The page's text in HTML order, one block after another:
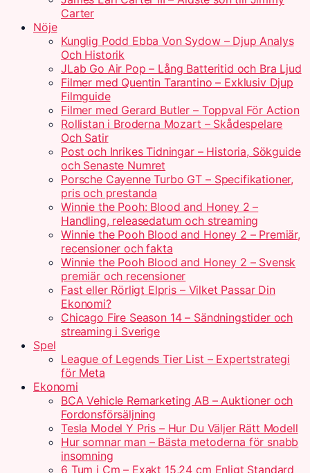
Carter
Nöje
Kunglig Podd Ebba Von Sydow – Djup Analys
Och Historik
JLab Go Air Pop – Lång Batteritid och Bra Ljud
Filmer med Quentin Tarantino – Exklusiv Djup
Filmguide
Filmer med Gerard Butler – Toppval För Action
Rollistan i Broderna Mozart – Skådespelare
Och Satir
Post och Inrikes Tidningar – Historia, Sökguide
och Senaste Numret
Porsche Cayenne Turbo GT – Specifikationer,
pris och prestanda
Winnie the Pooh: Blood and Honey 2 –
Handling, releasedatum och streaming
Winnie the Pooh Blood and Honey 2 – Premiär,
recensioner och fakta
Winnie the Pooh Blood and Honey 2 – Svensk
premiär och recensioner
Fast eller Rörligt Elpris – Vilket Passar Din
Ekonomi?
Chicago Fire Season 14 – Sändningstider och
streaming i Sverige
Spel
League of Legends Tier List – Expertstrategi
för Meta
Ekonomi
BCA Vehicle Remarketing AB – Auktioner och
Fordonsförsäljning
Tesla Model Y Pris – Hur Du Väljer Rätt Modell
Hur somnar man – Bästa metoderna för snabb
insomning
6 Tum i Cm – Exakt 15,24 cm Enligt Standard